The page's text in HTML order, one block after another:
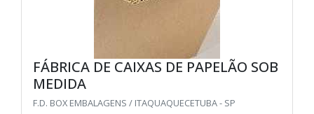
FÁBRICA DE CAIXAS DE PAPELÃO SOB
MEDIDA
F.D. BOX EMBALAGENS / ITAQUAQUECETUBA - SP